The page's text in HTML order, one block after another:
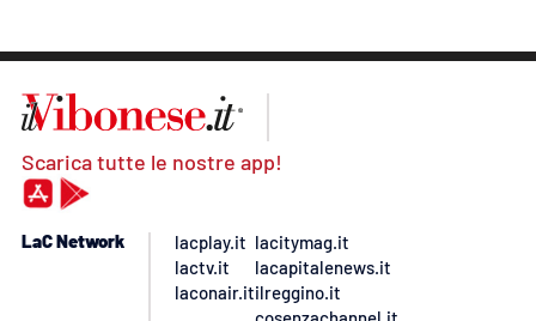
Scarica tutte le nostre app!
LaC Network
lacplay.it
lactv.it
laconair.it
lacitymag.it
lacapitalenews.it
ilreggino.it